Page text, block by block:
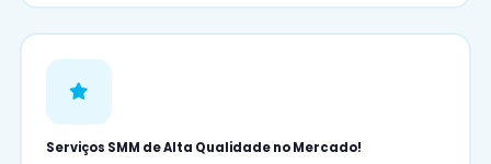
Serviços SMM de Alta Qualidade no Mercado!